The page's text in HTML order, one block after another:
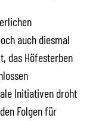
auch diesmal
das Höfesterben
Initiativen droht
Folgen für